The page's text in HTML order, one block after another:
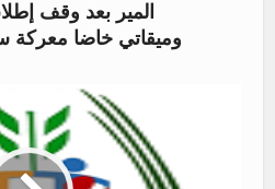
المير بعد وقف
وميقاتي خاضا معركة